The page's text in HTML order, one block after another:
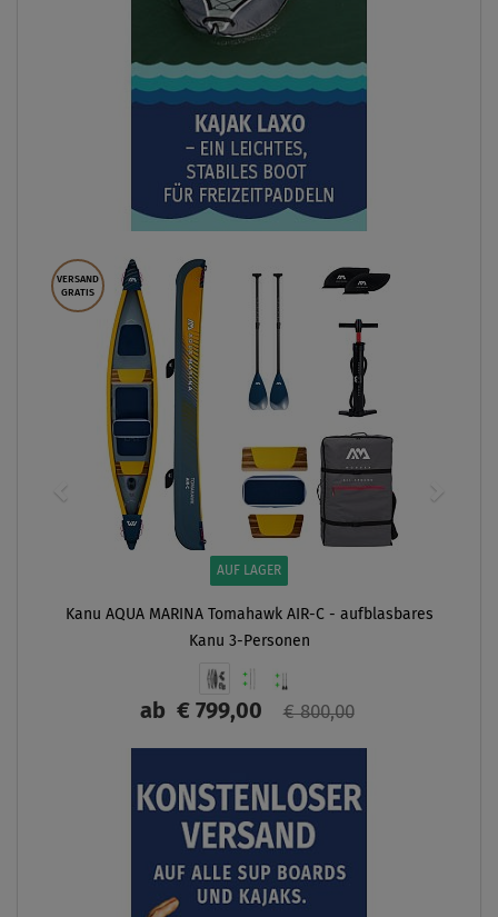
VERSAND
GRATIS
AUF LAGER
Kanu AQUA MARINA Tomahawk AIR-C - aufblasbares
Kanu 3-Personen
ab€ 799,00 € 800,00